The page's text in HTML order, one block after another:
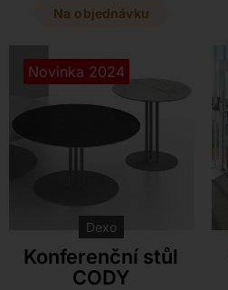
skla přesně podle svého
Na objednávku
Novinka 2024
Dexo
Konferenční stůl
CODY